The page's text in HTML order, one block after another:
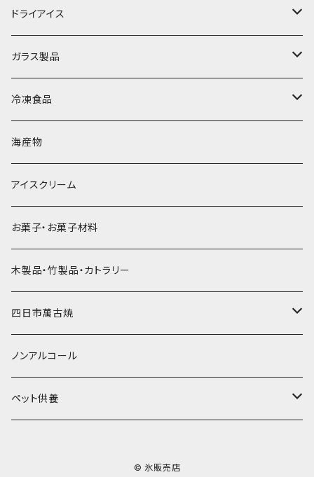
丸氷
直径70mm
直径65mm
角氷
砕氷
氷河の氷
氷アイテム
かき氷シロップ
無果汁1.8Lパック
無果汁1Lパック
無添加瓶シロップ
かき氷機・かき氷器
かき氷カップ
発泡スチロール無地-使い捨て
発泡スチロールプリント柄
かき氷スプーン・スプーンストロー
プラスチック・スプーン
プラスチック・スプーンストロー
コンデンスミルク・練乳・あんこ
かき氷セット
その他かき氷用品
ドライアイス
ドライアイス3ｋｇ
ドライアイス4ｋｇ
ドライアイス5ｋｇ
ドライアイス8ｋｇ
ドライアイス10ｋｇ
ドライアイス15ｋｇ
ドライアイス20ｋｇ
ドライアイス25ｋｇ
ガラス製品
オンザロック・グラス
ビール・グラス
タンブラー
かき氷器
冷凍食品
肉まん・あんまん
パスタ・スパゲッティ
惣菜
海産物
アイスクリーム
お菓子・お菓子材料
木製品・竹製品・カトラリー
四日市萬古焼
土鍋・土釜
一般土鍋
皿・椀・丼・小物
ノンアルコール
ペット供養
© 氷販売店